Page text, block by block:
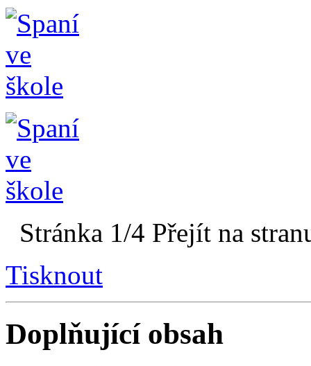
Stránka 1/4 Přejít na
Tisknout
Doplňující obsah